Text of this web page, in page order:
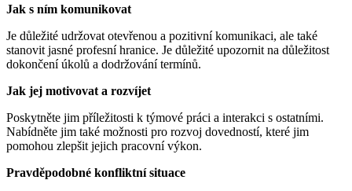
Jak s ním komunikovat
Je důležité udržovat otevřenou a pozitivní komunikaci, ale také
stanovit jasné profesní hranice. Je důležité upozornit na důležitost
dokončení úkolů a dodržování termínů.
Jak jej motivovat a rozvíjet
Poskytněte jim příležitosti k týmové práci a interakci s ostatními.
Nabídněte jim také možnosti pro rozvoj dovedností, které jim
pomohou zlepšit jejich pracovní výkon.
Pravděpodobné konfliktní situace